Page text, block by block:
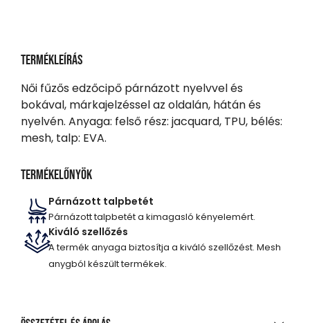
Termékleírás
Női fűzős edzőcipő párnázott nyelvvel és
bokával, márkajelzéssel az oldalán, hátán és
nyelvén. Anyaga: felső rész: jacquard, TPU, bélés:
mesh, talp: EVA.
Termékelőnyök
Párnázott talpbetét
Párnázott talpbetét a kimagasló kényelemért.
Kiváló szellőzés
A termék anyaga biztosítja a kiváló szellőzést. Mesh
anygból készült termékek.